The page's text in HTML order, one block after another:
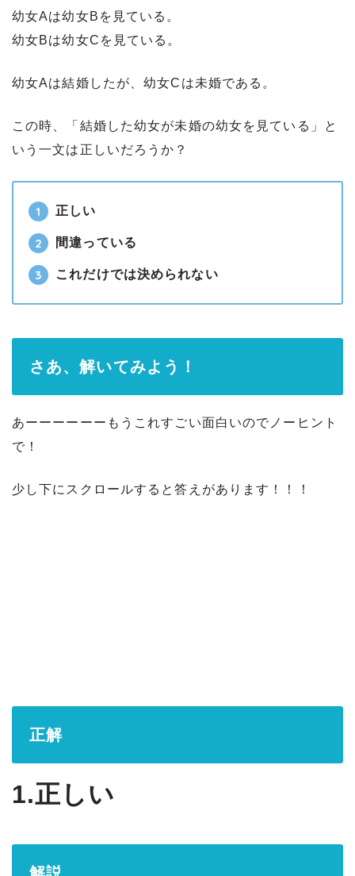
幼女Aは幼女Bを見ている。
幼女Bは幼女Cを見ている。
幼女Aは結婚したが、幼女Cは未婚である。
この時、「結婚した幼女が未婚の幼女を見ている」と
いう一文は正しいだろうか？
正しい
間違っている
これだけでは決められない
さあ、解いてみよう！
あーーーーーーもうこれすごい面白いのでノーヒント
で！
少し下にスクロールすると答えがあります！！！
正解
1.正しい